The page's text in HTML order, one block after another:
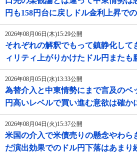
円も158円台に戻しドル金利上昇で
2026年08月06日(木)15:29公開
それぞれの解釈でもって鎮静化して
ィリティ上がりかけたドル円またも
2026年08月05日(水)13:33公開
為替介入と中東情勢にまで言及のベ
円高いレベルで買い進む意欲は確か
2026年08月04日(火)15:37公開
米国の介入で米債売りの懸念やわら
だ演出効果でのドル円下落はあまり